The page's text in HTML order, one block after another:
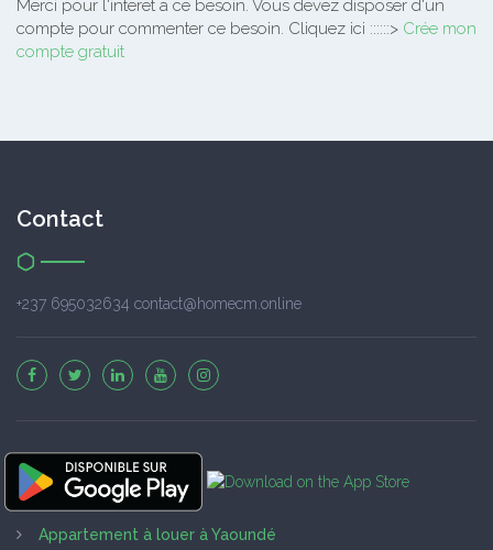
Merci pour l'interet a ce besoin. Vous devez disposer d'un
compte pour commenter ce besoin. Cliquez ici ::::::> Crée mon
compte gratuit
Contact
+237 695032634 contact@homecm.online
Appartement à louer à Yaoundé